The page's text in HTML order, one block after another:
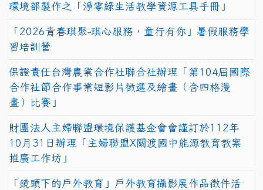
環境部製作之「淨零綠生活教學資源工具手冊」
「2026青春琪聚-琪心服務，童行有你」暑假服務學
習培訓營
保證責任台灣農業合作社聯合社辦理「第104屆國際
合作社節合作事業短影片徵選及繪畫（含四格漫
畫）比賽」
財團法人主婦聯盟環境保護基金會會謹訂於112年
10月31日辦理「主婦聯盟X關渡國中能源教育教案
推廣工作坊」
「鏡頭下的戶外教育」戶外教育攝影展作品徵件活